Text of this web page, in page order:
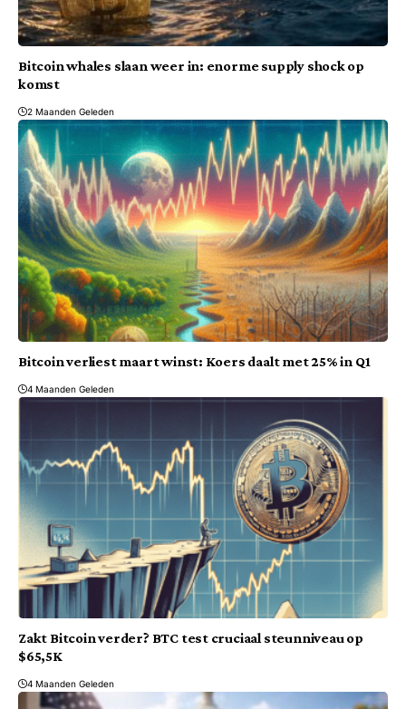
Bitcoin whales slaan weer in: enorme supply shock op
komst
2 Maanden Geleden
Bitcoin verliest maart winst: Koers daalt met 25% in Q1
4 Maanden Geleden
Zakt Bitcoin verder? BTC test cruciaal steunniveau op
$65,5K
4 Maanden Geleden